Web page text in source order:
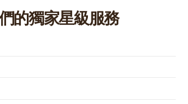
的獨家星級服務